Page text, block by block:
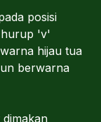
posisi
hurup 'v'
hijau tua
berwarna